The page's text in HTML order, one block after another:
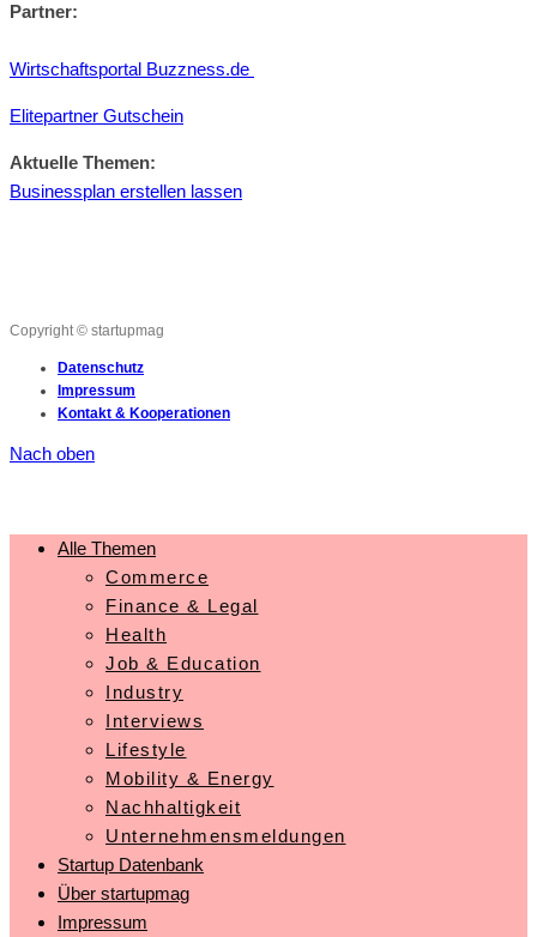
Partner:
Wirtschaftsportal Buzzness.de
Elitepartner Gutschein
Aktuelle Themen:
Businessplan erstellen lassen
Copyright © startupmag
Datenschutz
Impressum
Kontakt & Kooperationen
Nach oben
Alle Themen
Commerce
Finance & Legal
Health
Job & Education
Industry
Interviews
Lifestyle
Mobility & Energy
Nachhaltigkeit
Unternehmensmeldungen
Startup Datenbank
Über startupmag
Impressum